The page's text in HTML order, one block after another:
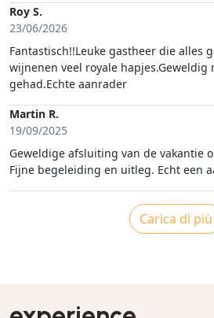
semplicemente spettacolare e
genuina. Si percepisce tutto l’amore e
questo progetto di famiglia.
grande piacere!
Roy S.
23/06/2026
Fantastisch!!Leuke gastheer die alles
wijnenen veel royale hapjes.Geweldig
gehad.Echte aanrader
Martin R.
19/09/2025
Geweldige afsluiting van de vakantie
Fijne begeleiding en
Carica di più